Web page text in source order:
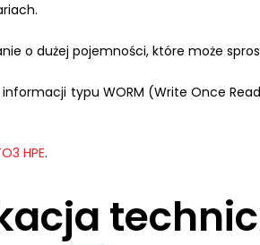
o dużej pojemności, które może
typu WORM (Write Once
HPE.